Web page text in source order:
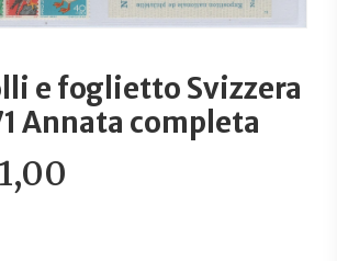
e foglietto Svizzera
Annata completa